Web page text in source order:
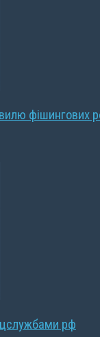
фішингових
рф